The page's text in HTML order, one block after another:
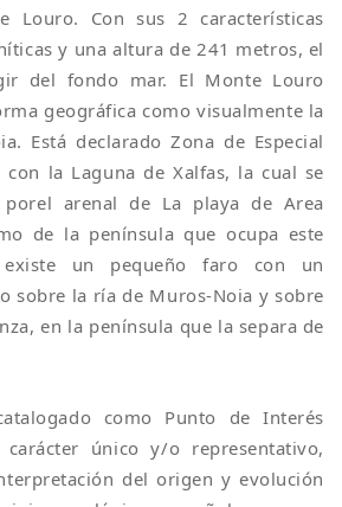
Louro. Con sus 2 características
y una altura de 241 metros, el
del fondo mar. El Monte Louro
geográfica como visualmente la
Está declarado Zona de Especial
con la Laguna de Xalfas, la cual se
porel arenal de La playa de Area
de la península que ocupa este
existe un pequeño faro con un
sobre la ría de Muros-Noia y sobre
en la península que la separa de
como Punto de Interés
único y/o representativo,
del origen y evolución